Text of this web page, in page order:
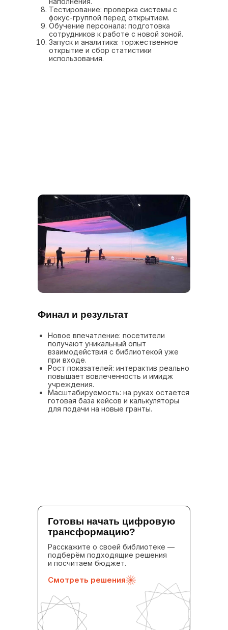
Тестирование: проверка системы с
фокус-группой перед открытием.
Обучение персонала: подготовка
сотрудников к работе с новой зоной.
Запуск и аналитика: торжественное
открытие и сбор статистики
использования.
Новое впечатление: посетители
получают уникальный опыт
взаимодействия с библиотекой уже
при входе.
Рост показателей: интерактив реально
повышает вовлеченность и имидж
учреждения.
Масштабируемость: на руках остается
готовая база кейсов и калькуляторы
для подачи на новые гранты.
Финал и результат
Смотреть решения
Расскажите о своей библиотеке —
подберём подходящие решения
и посчитаем бюджет.
Готовы начать цифровую
трансформацию?